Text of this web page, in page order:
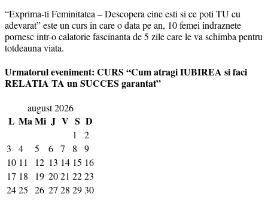
“Exprima-ti Feminitatea – Descopera cine esti si ce poti TU cu
adevarat” este un curs in care o data pe an, 10 femei indraznete
pornesc intr-o calatorie fascinanta de 5 zile care le va schimba pentru
totdeauna viata.
Urmatorul eveniment: CURS “Cum atragi IUBIREA si faci
RELATIA TA un SUCCES garantat”
august 2026
L MaMi J V S D
1
2
3
4 5 6 7 8
9
10 11 12 13 14 15 16
17 18 19 2021 2223
2425 26 27 28 2930